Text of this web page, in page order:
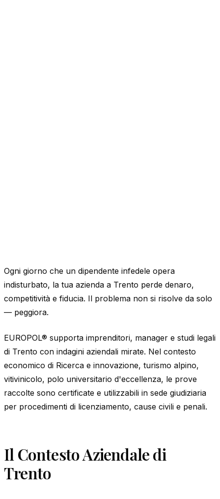
Ogni giorno che un dipendente infedele opera
indisturbato, la tua azienda a Trento perde denaro,
competitività e fiducia. Il problema non si risolve da solo
— peggiora.
EUROPOL® supporta imprenditori, manager e studi legali
di Trento con indagini aziendali mirate. Nel contesto
economico di Ricerca e innovazione, turismo alpino,
vitivinicolo, polo universitario d'eccellenza, le prove
raccolte sono certificate e utilizzabili in sede giudiziaria
per procedimenti di licenziamento, cause civili e penali.
Il Contesto Aziendale di
Trento